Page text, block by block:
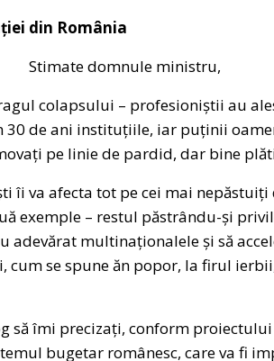
din România
Stimate domnule ministru,
colapsului – profesioniștii au
30 de ani instituțiile, iar puținii
pe linie de pardid, dar bine
îi va afecta tot pe cei mai
exemple – restul păstrându-și
adevărat multinaționalele și să
cum se spune ăn popor, la firul
să îmi precizați, conform
bugetar românesc, care va fi